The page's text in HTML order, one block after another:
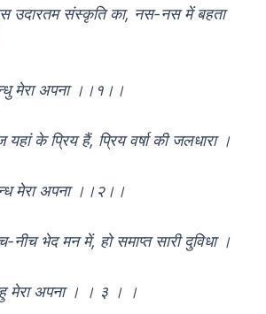
उदारतम संस्कृति का, नस-नस में बहता
मेरा अपना ।।१।।
यहां के प्रिय हैं, प्रिय वर्षा की जलधारा ।
मेरा अपना ।।२।।
नीच भेद मन में, हो समाप्त सारी दुविधा ।
मेरा अपना । । ३ । ।